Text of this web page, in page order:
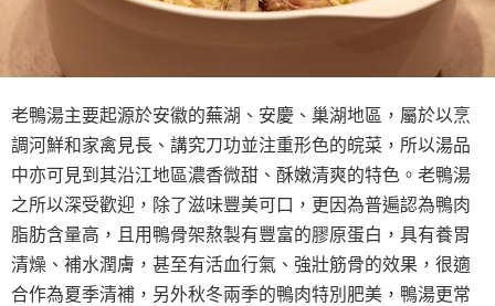
老鴨湯主要起源於安徽的蕪湖、安慶、巢湖地區，屬於以烹
調河鮮和家禽見長、講究刀功並注重形色的皖菜，所以湯品
中亦可見到其沿江地區濃香微甜、酥嫩清爽的特色。老鴨湯
之所以深受歡迎，除了滋味豐美可口，更因為普遍認為鴨肉
脂肪含量高，且用鴨骨架熬製有豐富的膠原蛋白，具有養胃
清燥、補水潤膚，甚至有活血行氣、強壯筋骨的效果，很適
合作為夏季清補，另外秋冬兩季的鴨肉特別肥美，鴨湯更常